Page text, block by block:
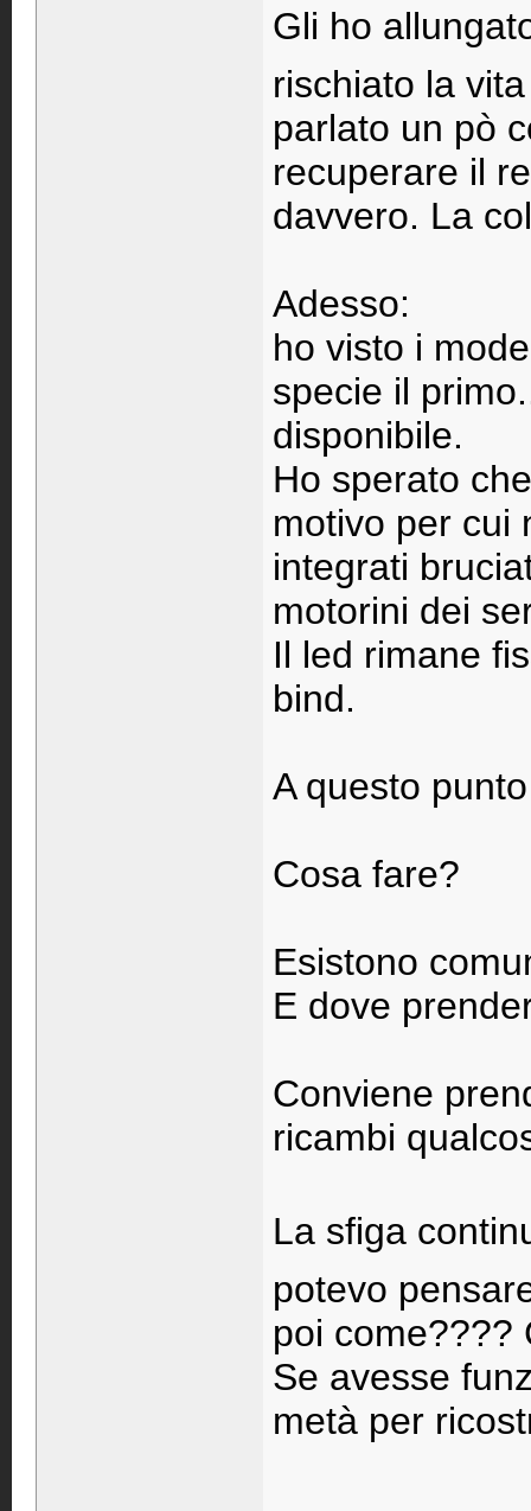
Gli ho
rischiato la
parlato un pò
recuperare il
davvero. La
Adesso:
ho visto i
specie il
disponibile.
Ho sperato
motivo per cui
integrati
motorini dei
Il led rimane
bind.
A questo
Cosa fare?
Esistono
E dove
Conviene
ricambi
La sfiga
potevo
poi come????
Se avesse
metà per